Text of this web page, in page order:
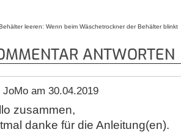
leeren: Wenn beim Wäschetrockner der Behälter blinkt
ANTWORTEN
JoMo am 30.04.2019
zusammen,
danke für die Anleitung(en).